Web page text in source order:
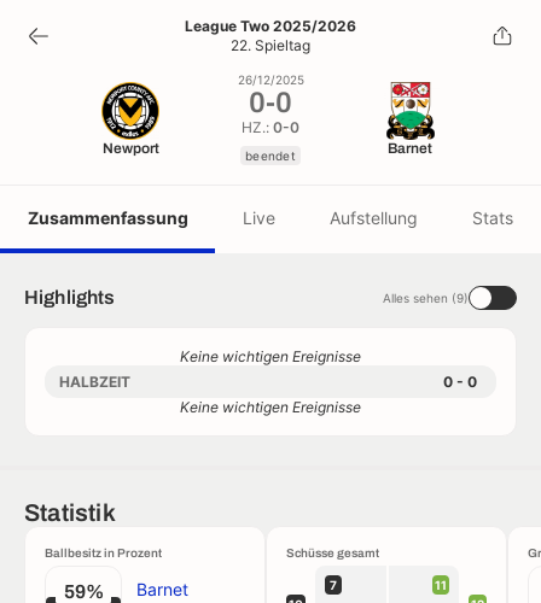
0-0
beendet
League Two 2025/2026
22. Spieltag
Newport
26/12/2025
0-0
HZ.: 0-0
beendet Barnet
Zusammenfassung Live Aufstellung Stats
Highlights Alles sehen (9)
Keine wichtigen Ereignisse
HALBZEIT
0 - 0
Keine wichtigen Ereignisse
Statistik
Ballbesitz in Prozent
59%
Barnet
Schüsse gesamt
7 11